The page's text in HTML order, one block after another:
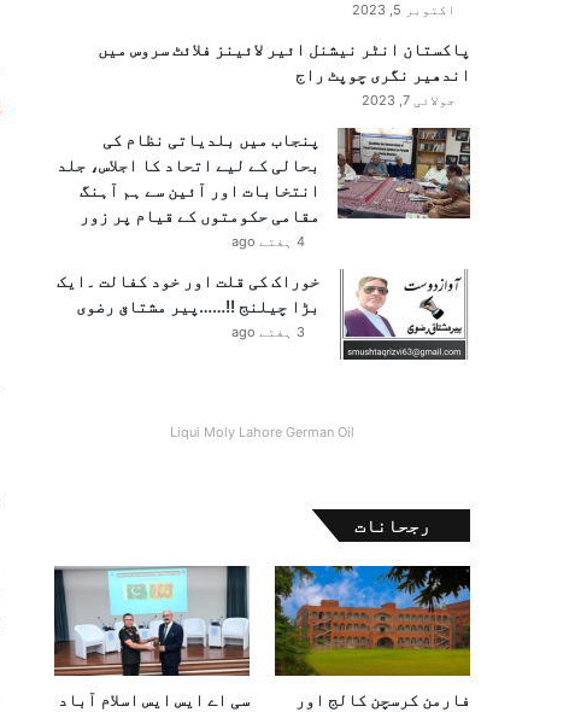
اکتوبر 5, 2023
پاکستان انٹر نیشنل ائیر لائینز فلائٹ سروس میں
اندھیر نگری چوپٹ راج
جولائی 7, 2023
پنجاب میں بلدیاتی نظام کی
بحالی کے لیے اتحاد کا اجلاس، جلد
انتخابات اور آئین سے ہم آہنگ
مقامی حکومتوں کے قیام پر زور
4 ہفتے ago
خوراک کی قلت اور خود کفالت ۔ایک
بڑا چیلنج !!……پیر مشتاق رضوی
3 ہفتے ago
Liqui Moly Lahore German Oil
رجحانات
فارمن کرسچن کالج اور
سی اے ایس ایس اسلام آباد